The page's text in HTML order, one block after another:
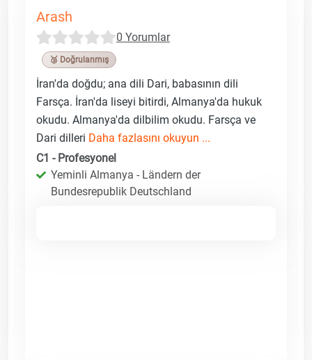
Arash
0 Yorumlar
🥉 Doğrulanmış
İran'da doğdu; ana dili Dari, babasının dili
Farsça. İran'da liseyi bitirdi, Almanya'da hukuk
okudu. Almanya'da dilbilim okudu. Farsça ve
Dari dilleri Daha fazlasını okuyun ...
C1 - Profesyonel
Yeminli Almanya - Ländern der
Bundesrepublik Deutschland